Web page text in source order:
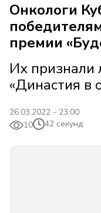
Онкологи
премии
Их
«Династия в
26.03.2022 - 23:00
10
42 секунд